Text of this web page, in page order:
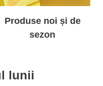
Produse noi și de
sezon
lunii